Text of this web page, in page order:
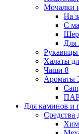
Мочалки
На
С
Для
Рукавицы
Халаты
Чаши 8
Ароматы
Для каминов и
Средства